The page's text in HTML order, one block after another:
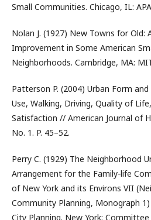
Small Communities. Chicago, IL:
Nolan J. (1927) New Towns for Old:
Improvement in Some American
Neighborhoods. Cambridge, MA:
Patterson P. (2004) Urban Form and
Use, Walking, Driving, Quality of
Satisfaction // American Journal of
No. 1. P. 45–52.
Perry C. (1929) The Neighborhood
Arrangement for the Family‑life
of New York and its Environs VII
Community Planning, Monograph
City Planning. New York: